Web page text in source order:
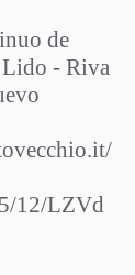
de
Lido - Riva
12/LZVd